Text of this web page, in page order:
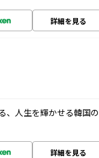
詳細を見る
、人生を輝かせる韓国の
詳細を見る